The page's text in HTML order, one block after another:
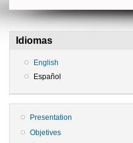
Idiomas
English
Español
Presentation
Objetives